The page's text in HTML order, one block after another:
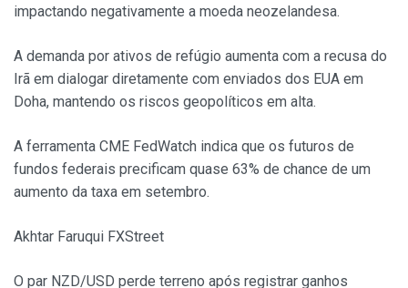
impactando negativamente a moeda neozelandesa.
A demanda por ativos de refúgio aumenta com a recusa do
Irã em dialogar diretamente com enviados dos EUA em
Doha, mantendo os riscos geopolíticos em alta.
A ferramenta CME FedWatch indica que os futuros de
fundos federais precificam quase 63% de chance de um
aumento da taxa em setembro.
Akhtar Faruqui FXStreet
O par NZD/USD perde terreno após registrar ganhos